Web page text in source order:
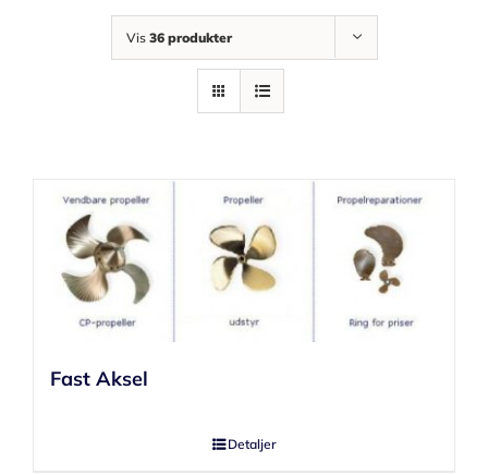
Vis 36 produkter
Fast Aksel
Detaljer